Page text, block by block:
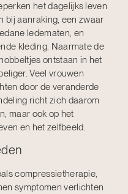
het dagelijks leven
bij aanraking, een zwaar
ledematen, en
kleding. Naarmate de
ontstaan in het
Veel vrouwen
door de veranderde
richt zich daarom
maar ook op het
en het zelfbeeld.
compressietherapie,
symptomen verlichten